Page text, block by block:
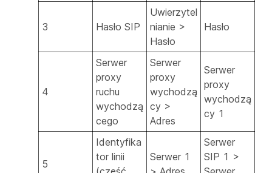
3 Hasło SIP
Uwierzytel
nianie >
Hasło
Hasło
4
Serwer
proxy
ruchu
wychodzą
cego
Serwer
proxy
wychodzą
cy >
Adres
Serwer
proxy
wychodzą
cy 1
5
Identyfika
tor linii
Serwer 1
Serwer
SIP 1 >